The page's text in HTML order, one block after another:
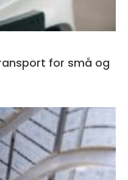
for små og